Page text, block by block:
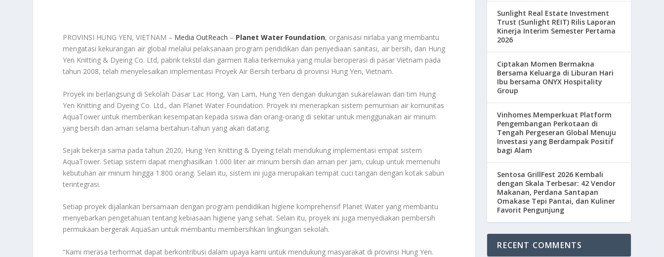
PROVINSI HUNG YEN, VIETNAM – Media OutReach – Planet Water Foundation, organisasi nirlaba yang membantu
mengatasi kekurangan air global melalui pelaksanaan program pendidikan dan penyediaan sanitasi, air bersih, dan Hung
Yen Knitting & Dyeing Co. Ltd, pabrik tekstil dan garmen Italia terkemuka yang mulai beroperasi di pasar Vietnam pada
tahun 2008, telah menyelesaikan implementasi Proyek Air Bersih terbaru di provinsi Hung Yen, Vietnam.
Proyek ini berlangsung di Sekolah Dasar Lac Hong, Van Lam, Hung Yen dengan dukungan sukarelawan dari tim Hung
Yen Knitting and Dyeing Co. Ltd., dan Planet Water Foundation. Proyek ini menerapkan sistem pemurnian air komunitas
AquaTower untuk memberikan kesempatan kepada siswa dan orang-orang di sekitar untuk menggunakan air minum
yang bersih dan aman selama bertahun-tahun yang akan datang.
Sejak bekerja sama pada tahun 2020, Hung Yen Knitting & Dyeing telah mendukung implementasi empat sistem
AquaTower. Setiap sistem dapat menghasilkan 1.000 liter air minum bersih dan aman per jam, cukup untuk memenuhi
kebutuhan air minum hingga 1.800 orang. Selain itu, sistem ini juga merupakan tempat cuci tangan dengan kotak sabun
terintegrasi.
Setiap proyek dijalankan bersamaan dengan program pendidikan higiene komprehensif Planet Water yang membantu
menyebarkan pengetahuan tentang kebiasaan higiene yang sehat. Selain itu, proyek ini juga menyediakan pembersih
permukaan bergerak AquaSan untuk membantu membersihkan lingkungan sekolah.
“Kami merasa terhormat dapat berkontribusi dalam upaya kami untuk mendukung masyarakat di provinsi Hung Yen.
Sunlight Real Estate Investment
Trust (Sunlight REIT) Rilis Laporan
Kinerja Interim Semester Pertama
2026
Ciptakan Momen Bermakna
Bersama Keluarga di Liburan Hari
Ibu bersama ONYX Hospitality
Group
Vinhomes Memperkuat Platform
Pengembangan Perkotaan di
Tengah Pergeseran Global Menuju
Investasi yang Berdampak Positif
bagi Alam
Sentosa GrillFest 2026 Kembali
dengan Skala Terbesar: 42 Vendor
Makanan, Perdana Santapan
Omakase Tepi Pantai, dan Kuliner
Favorit Pengunjung
RECENT COMMENTS